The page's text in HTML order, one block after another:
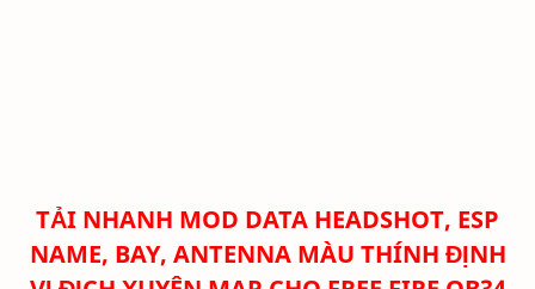
TẢI NHANH MOD DATA HEADSHOT, ESP
NAME, BAY, ANTENNA MÀU THÍNH ĐỊNH